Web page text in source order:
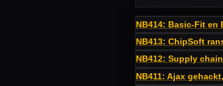
NB414: Basic-Fit
NB413: ChipSoft
NB412: Supply
NB411: Ajax